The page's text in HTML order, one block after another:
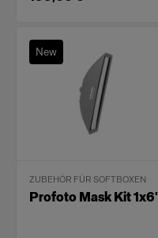
New
ZUBEHÖR FÜR SOFTBOXEN
Profoto Mask Kit 1x6'